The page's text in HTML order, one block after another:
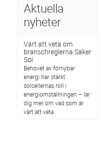
Aktuella
nyheter
Värt att veta om
branschreglerna Säker
Sol
Behovet av förnybar
energi har stärkt
solcellernas roll i
energiomställningen – lär
dig mer om vad som är
värt att veta